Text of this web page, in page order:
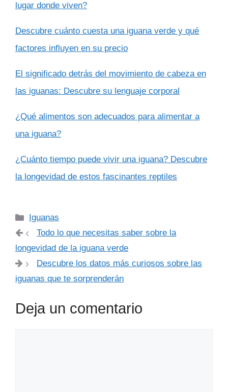
lugar donde viven?
Descubre cuánto cuesta una iguana verde y qué
factores influyen en su precio
El significado detrás del movimiento de cabeza en
las iguanas: Descubre su lenguaje corporal
¿Qué alimentos son adecuados para alimentar a
una iguana?
¿Cuánto tiempo puede vivir una iguana? Descubre
la longevidad de estos fascinantes reptiles
Categorías
Iguanas
Todo lo que necesitas saber sobre la
longevidad de la iguana verde
Descubre los datos más curiosos sobre las
iguanas que te sorprenderán
Deja un comentario